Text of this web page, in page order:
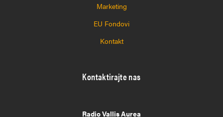
Marketing
EU Fondovi
Kontakt
Kontaktirajte nas
Radio Vallis Aurea